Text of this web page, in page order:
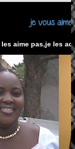
je vous
aime pas,je les